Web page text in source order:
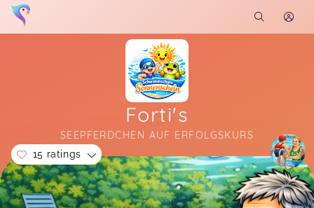
Forti's
SEEPFERDCHEN AUF ERFOLGSKURS
Soon you will learn more about me here...
15 ratings
Die Kids freuen sich jetzt schon wieder auf das
nächste mal schwimmen.